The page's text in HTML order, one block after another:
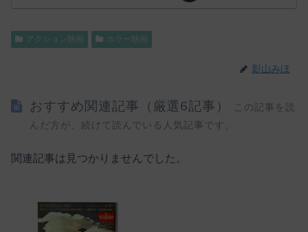
アクション映画 ホラー映画
影山みほ
おすすめ関連記事（厳選6記事）
この記事を読
んだ方が、続けて読んでいる人気記事です。
関連記事は見つかりませんでした。